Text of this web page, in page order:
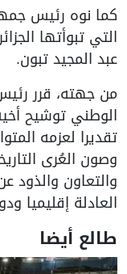
كما نوه رئيس
التي تبوأتها
عبد المجيد تبون.
من جهته، قرر
الوطني توشيح
تقديرا لعزمه
وصون العُرى
والتعاون والذود
العادلة إقليميا
طالع أيضا